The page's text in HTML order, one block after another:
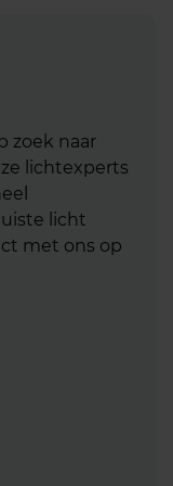
zoek naar
lichtexperts
licht
met ons op